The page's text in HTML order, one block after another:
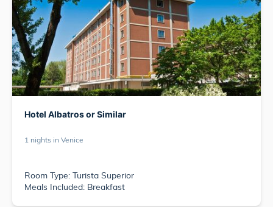
Hotel Albatros or Similar
1 nights in Venice
Room Type: Turista Superior
Meals Included: Breakfast